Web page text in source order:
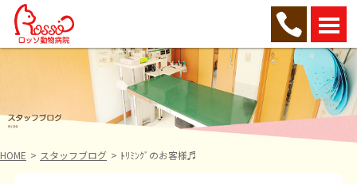
HOME スタッフブログ ﾄﾘﾐﾝｸﾞのお客様♬